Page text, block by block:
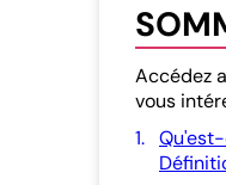
Accédez
vous
1.